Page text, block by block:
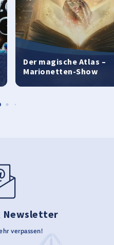
Der magische Atlas –
Marionetten-Show
Newsletter
verpassen!